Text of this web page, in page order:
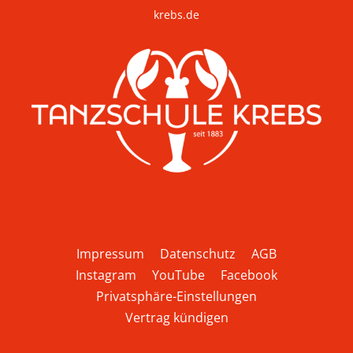
krebs.de
Impressum Datenschutz
AGB
Instagram
YouTube
Facebook
Privatsphäre-Einstellungen
Vertrag kündigen